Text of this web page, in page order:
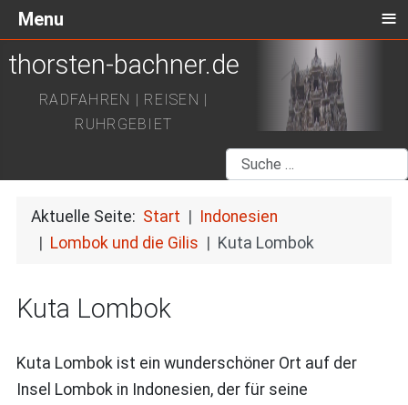
thorsten-bachner.de
RADFAHREN | REISEN |
RUHRGEBIET
Suchen
Aktuelle Seite: Start
Indonesien
Lombok und die Gilis
Kuta Lombok
Kuta Lombok
Kuta Lombok ist ein wunderschöner Ort auf der
Insel Lombok in Indonesien, der für seine
Menu ≡